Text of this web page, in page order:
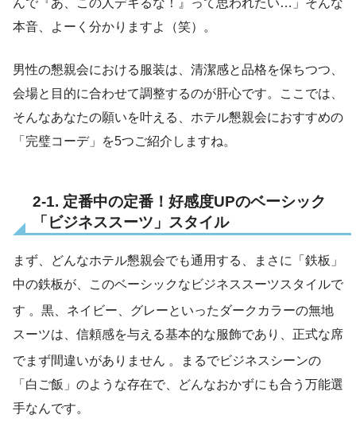
んで『あ、この人デキるな！』って思われたい…」そんな
本音、よーく分かりますよ（笑）。
男性の懇親会における服装は、清潔感と品格を保ちつつ、
会場と目的に合わせて調整するのが肝心です。ここでは、
そんなあなたの願いを叶える、ホテル懇親会におすすめの
「完璧コーデ」を5つご紹介しますね。
2-1. 定番中の定番！好感度UPのベーシック
「ビジネススーツ」スタイル
まず、どんなホテル懇親会でも通用する、まさに「鉄板」
中の鉄板が、このベーシックなビジネススーツスタイルで
す 。黒、ネイビー、グレーといったダークカラーの無地
スーツは、信頼感を与える基本的な服飾であり、正式な席
でまず間違いがありません 。まるでビジネスシーンの
「白ご飯」のような存在で、どんなおかずにも合う万能選
手なんです。